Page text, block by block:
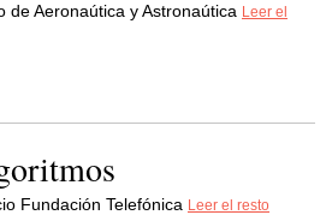
de Aeronaútica y Astronaútica Leer el
Fundación Telefónica Leer el resto